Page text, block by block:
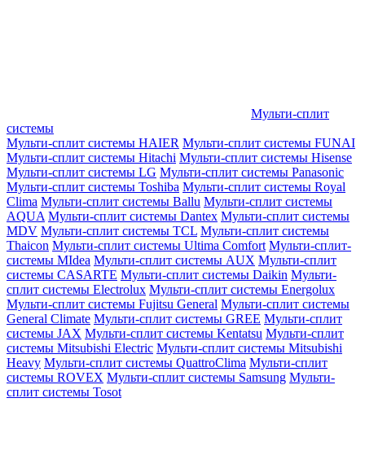
Мульти-сплит
системы
Мульти-сплит системы HAIER Мульти-сплит системы FUNAI
Мульти-сплит системы Hitachi Мульти-сплит системы Hisense
Мульти-сплит системы LG Мульти-сплит системы Panasonic
Мульти-сплит системы Toshiba Мульти-сплит системы Royal
Clima Мульти-сплит системы Ballu Мульти-сплит системы
AQUA Мульти-сплит системы Dantex Мульти-сплит системы
MDV Мульти-сплит системы TCL Мульти-сплит системы
Thaicon Мульти-сплит системы Ultima Comfort Мульти-сплит-
системы MIdea Мульти-сплит системы AUX Мульти-сплит
системы CASARTE Мульти-сплит системы Daikin Мульти-
сплит системы Electrolux Мульти-сплит системы Energolux
Мульти-сплит системы Fujitsu General Мульти-сплит системы
General Climate Мульти-сплит системы GREE Мульти-сплит
системы JAX Мульти-сплит системы Kentatsu Мульти-сплит
системы Mitsubishi Electric Мульти-сплит системы Mitsubishi
Heavy Мульти-сплит системы QuattroClima Мульти-сплит
системы ROVEX Мульти-сплит системы Samsung Мульти-
сплит системы Tosot